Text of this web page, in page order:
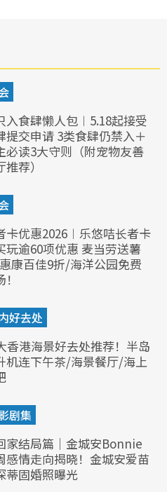
入食肆懒人包︱5.18起接受
提交申请 3类食肆仍禁入＋
必读3大守则（附宠物友善
荐）
卡优惠2026︱乐悠咭长者卡
玩逾60项优惠 麦当劳送薯
康百佳9折/海洋公园免费
好去处
香港海景好去处推荐！半岛
机连下午茶/海景餐厅/海上
剧集
家结局篇｜金城安Bonnie
感情走向揭晓！金城安爱苗
蒂固婚照曝光